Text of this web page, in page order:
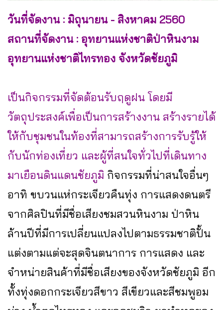
วันที่จัดงาน : มิถุนายน - สิงหาคม 2560
สถานที่จัดงาน : อุทยานแห่งชาติป่าหินงาม
อุทยานแห่งชาติไทรทอง จังหวัดชัยภูมิ
เป็นกิจกรรมที่จัดต้อนรับฤดูฝน โดยมี
วัตถุประสงค์เพื่อเป็นการสร้างงาน สร้างรายได้
ให้กับชุมชนในท้องที่สามารถสร้างการรับรู้ให้
กับนักท่องเที่ยว และผู้ที่สนใจทั่วไปที่เดินทาง
มาเยือนดินแดนชัยภูมิ กิจกรรมที่น่าสนใจอื่นๆ
อาทิ ขบวนแห่กระเจียวคืนทุ่ง การแสดงดนตรี
จากศิลปินที่มีชื่อเสียงชมสวนหินงาม ป่าหิน
ล้านปีที่มีการเปลี่ยนแปลงไปตามธรรมชาติปั้น
แต่งตามแต่จะสุดจินตนาการ การแสดง และ
จำหน่ายสินค้าที่มีชื่อเสียงของจังหวัดชัยภูมิ อีก
ทั้งทุ่งดอกกระเจียวสีขาว สีเขียวและสีชมพูอม